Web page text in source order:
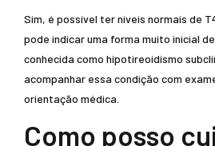
Sim, é possível ter níveis normais de
pode indicar uma forma muito inicial
conhecida como hipotireoidismo
acompanhar essa condição com
orientação médica.
Como posso